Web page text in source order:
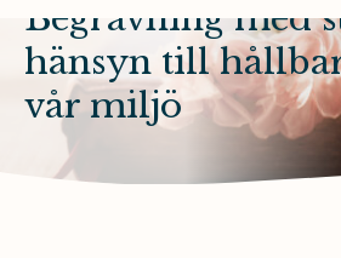
Begravning med
hänsyn till
vår miljö